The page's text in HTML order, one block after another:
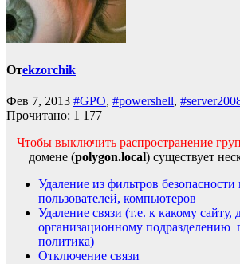
Отekzorchik
Фев 7, 2013 #GPO, #powershell,
Прочитано: 1 177
Чтобы выключить распространение
домене (polygon.local) существует
Удаление из фильтров безопасности
пользователей, компьютеров
Удаление связи (т.е. к какому сайту,
организационному подразделению
политика)
Отключение связи